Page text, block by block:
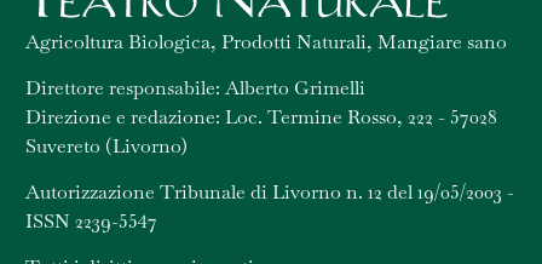
Agricoltura Biologica, Prodotti Naturali, Mangiare sano
Direttore responsabile: Alberto Grimelli
Direzione e redazione: Loc. Termine Rosso, 222 - 57028
Suvereto (Livorno)
Autorizzazione Tribunale di Livorno n. 12 del 19/05/2003 -
ISSN 2239-5547